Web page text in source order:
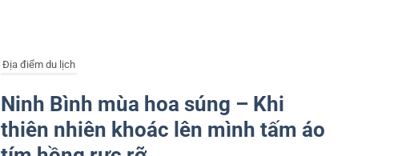
Địa điểm du lịch
Ninh Bình mùa hoa súng – Khi
thiên nhiên khoác lên mình tấm áo